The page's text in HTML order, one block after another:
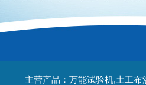
主营产品：万能试验机,土工布